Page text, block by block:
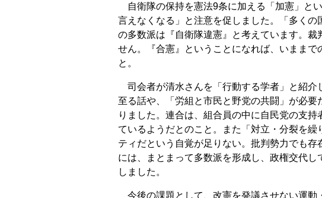
自衛隊の保持を憲法9条に加える「加憲」と
言えなくなる」と注意を促しました。「多く
の多数派は『自衛隊違憲』と考えています。
せん。『合憲』ということになれば、いままで
と。
司会者が清水さんを「行動する学者」と紹介
至る話や、「労組と市民と野党の共闘」が必
りました。連合は、組合員の中に自民党の支
ているようだとのこと。また「対立・分裂を
ティだという自覚が足りない。批判勢力でも
には、まとまって多数派を形成し、政権交代
しました。
今後の課題として、改憲を発議させない運動